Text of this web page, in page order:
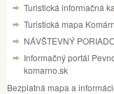
Turistická informačná
Turistická mapa
NÁVŠTEVNÝ
Informačný portál
komarno.sk
Bezplatná mapa a